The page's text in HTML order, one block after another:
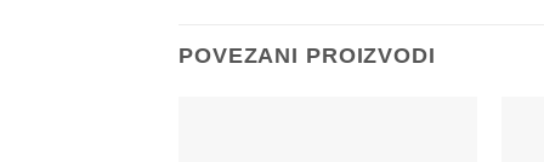
POVEZANI PROIZVODI